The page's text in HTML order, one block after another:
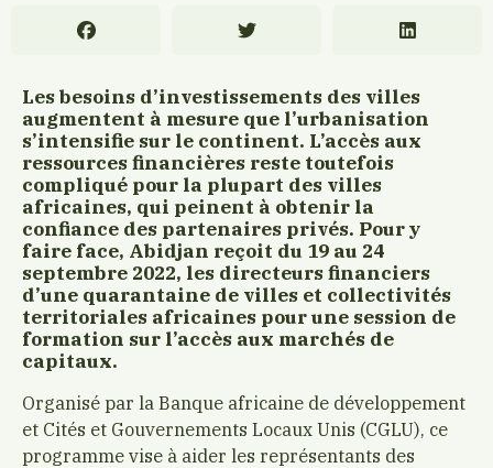
Les besoins d’investissements des villes
augmentent à mesure que l’urbanisation
s’intensifie sur le continent. L’accès aux
ressources financières reste toutefois
compliqué pour la plupart des villes
africaines, qui peinent à obtenir la
confiance des partenaires privés. Pour y
faire face, Abidjan reçoit du 19 au 24
septembre 2022, les directeurs financiers
d’une quarantaine de villes et collectivités
territoriales africaines pour une session de
formation sur l’accès aux marchés de
capitaux.
Organisé par la Banque africaine de développement
et Cités et Gouvernements Locaux Unis (CGLU), ce
programme vise à aider les représentants des